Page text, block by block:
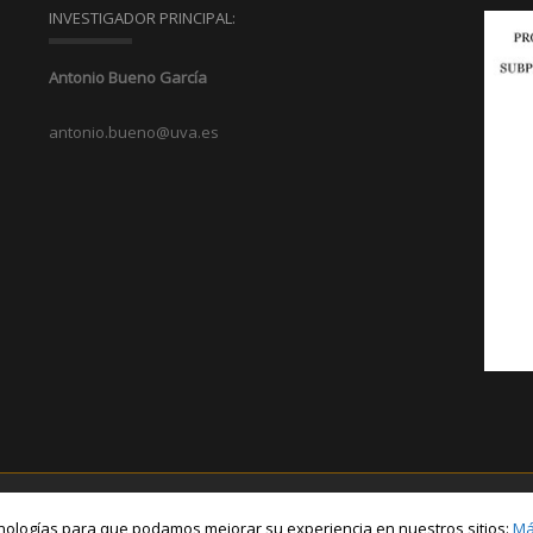
INVESTIGADOR PRINCIPAL:
Antonio Bueno García
antonio.bueno@uva.es
para que podamos mejorar su experiencia en nuestros sitios: